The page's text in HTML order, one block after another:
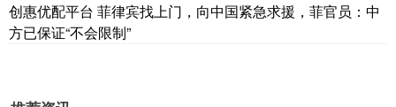
创惠优配平台 菲律宾找上门，向中国紧急求援，菲官员：中
方已保证“不会限制”